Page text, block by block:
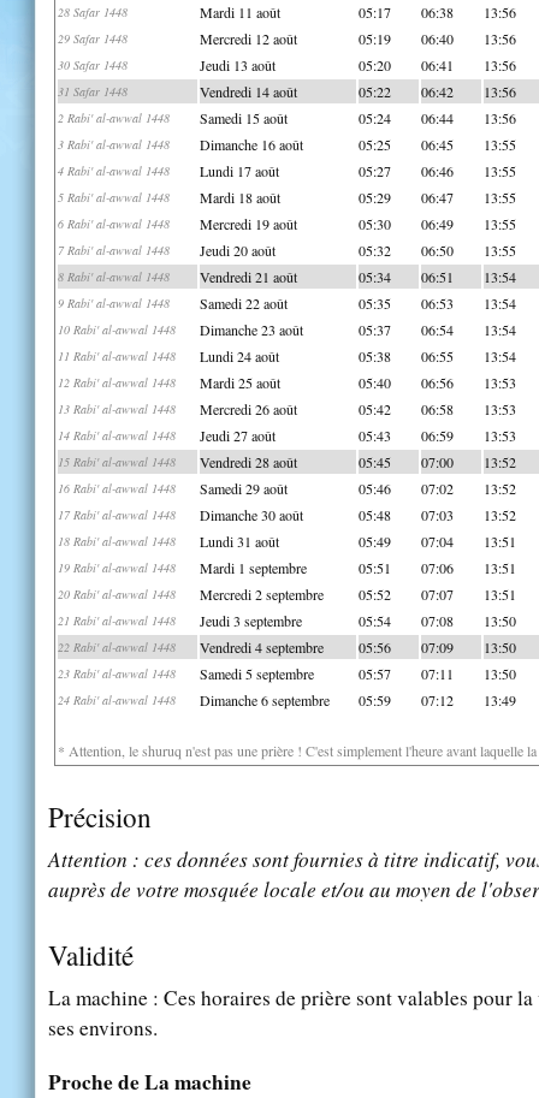
28 Safar 1448 Mardi 11 août 05:17 06:38 13:56
29 Safar 1448 Mercredi 12 août 05:19 06:40 13:56
30 Safar 1448 Jeudi 13 août 05:20 06:41 13:56
31 Safar 1448 Vendredi 14 août 05:22 06:42 13:56
2 Rabi' al-awwal 1448 Samedi 15 août 05:24 06:44 13:56
3 Rabi' al-awwal 1448 Dimanche 16 août 05:25 06:45 13:55
4 Rabi' al-awwal 1448 Lundi 17 août 05:27 06:46 13:55
5 Rabi' al-awwal 1448 Mardi 18 août 05:29 06:47 13:55
6 Rabi' al-awwal 1448 Mercredi 19 août 05:30 06:49 13:55
7 Rabi' al-awwal 1448 Jeudi 20 août 05:32 06:50 13:55
8 Rabi' al-awwal 1448 Vendredi 21 août 05:34 06:51 13:54
9 Rabi' al-awwal 1448 Samedi 22 août 05:35 06:53 13:54
10 Rabi' al-awwal 1448 Dimanche 23 août 05:37 06:54 13:54
11 Rabi' al-awwal 1448 Lundi 24 août 05:38 06:55 13:54
12 Rabi' al-awwal 1448 Mardi 25 août 05:40 06:56 13:53
13 Rabi' al-awwal 1448 Mercredi 26 août 05:42 06:58 13:53
14 Rabi' al-awwal 1448 Jeudi 27 août 05:43 06:59 13:53
15 Rabi' al-awwal 1448 Vendredi 28 août 05:45 07:00 13:52
16 Rabi' al-awwal 1448 Samedi 29 août 05:46 07:02 13:52
17 Rabi' al-awwal 1448 Dimanche 30 août 05:48 07:03 13:52
18 Rabi' al-awwal 1448 Lundi 31 août 05:49 07:04 13:51
19 Rabi' al-awwal 1448 Mardi 1 septembre 05:51 07:06 13:51
20 Rabi' al-awwal 1448 Mercredi 2 septembre 05:52 07:07 13:51
21 Rabi' al-awwal 1448 Jeudi 3 septembre 05:54 07:08 13:50
22 Rabi' al-awwal 1448 Vendredi 4 septembre 05:56 07:09 13:50
23 Rabi' al-awwal 1448 Samedi 5 septembre 05:57 07:11 13:50
24 Rabi' al-awwal 1448 Dimanche 6 septembre 05:59 07:12 13:49
* Attention, le shuruq n'est pas une prière ! C'est simplement l'heure avant laquelle
Précision
Attention : ces données sont fournies à titre indicatif,
auprès de votre mosquée locale et/ou au moyen de
Validité
La machine : Ces horaires de prière sont valables pour
ses environs.
Proche de La machine